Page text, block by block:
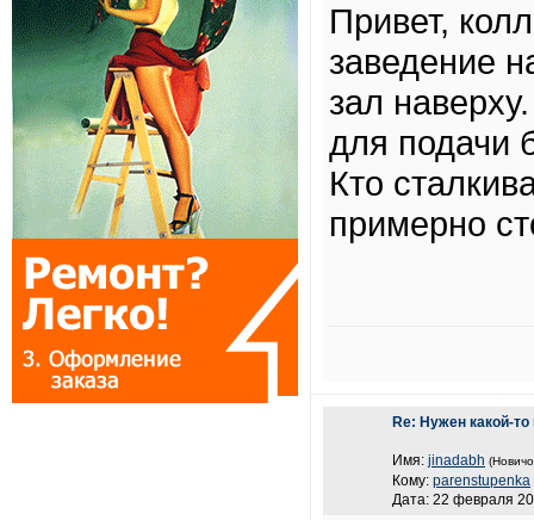
Привет,
заведение
зал
для подачи
Кто
примерно
Re: Нужен какой-
Имя: jinadabh
Кому: parenstupenka
Дата: 22 февраля